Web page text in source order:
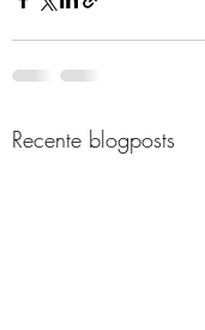
Recente blogposts